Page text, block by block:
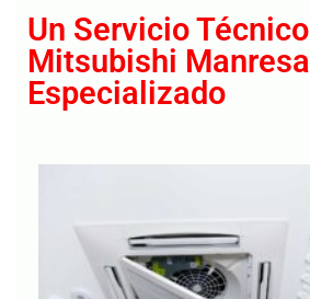
Un Servicio Técnico
Mitsubishi Manresa
Especializado